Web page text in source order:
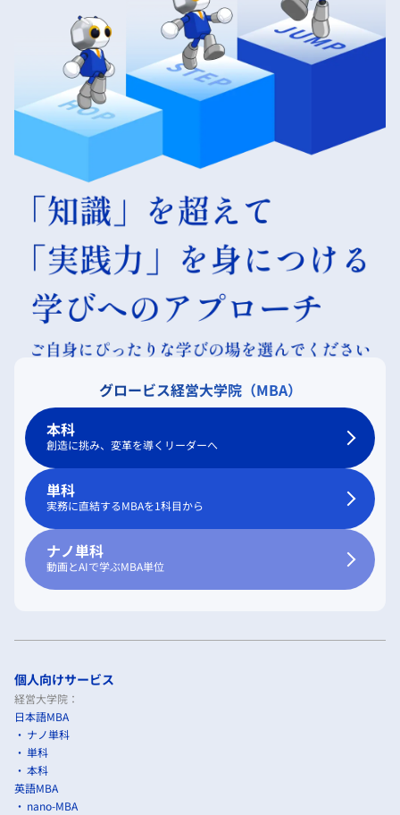
グロービス経営大学院（MBA）
本科
創造に挑み、変革を導くリーダーへ
単科
実務に直結するMBAを1科目から
ナノ単科
動画とAIで学ぶMBA単位
個人向けサービス
経営大学院：
日本語MBA
ナノ単科
単科
本科
英語MBA
nano-MBA